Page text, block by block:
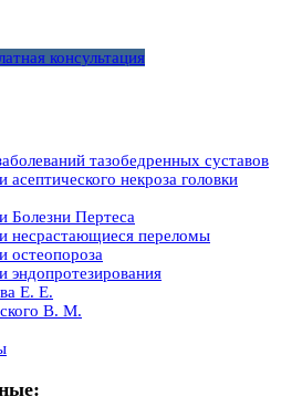
консультация
тазобедренных суставов
асептического некроза головки
Болезни Пертеса
несрастающиеся переломы
остеопороза
эндопротезирования
Е. Е.
В. М.